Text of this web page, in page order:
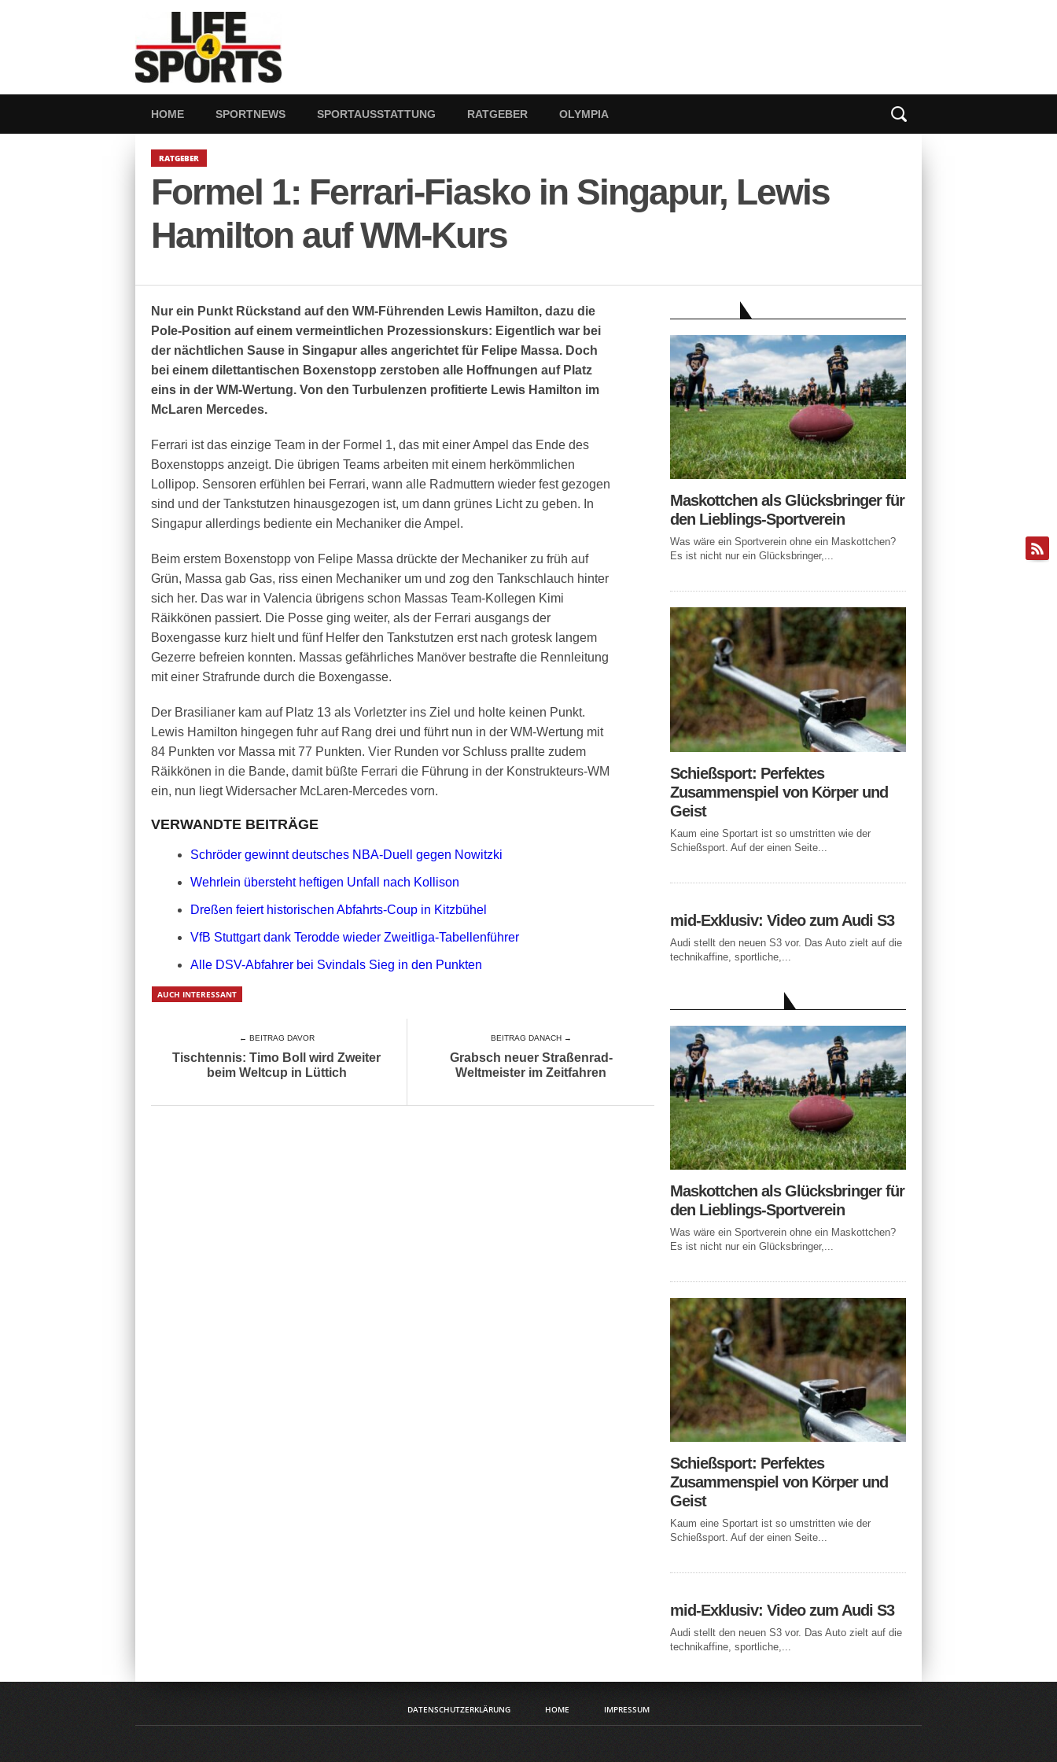
HOME SPORTNEWS SPORTAUSSTATTUNG RATGEBER OLYMPIA
RATGEBER
Formel 1: Ferrari-Fiasko in Singapur, Lewis
Hamilton auf WM-Kurs
Nur ein Punkt Rückstand auf den WM-Führenden Lewis Hamilton, dazu die
Pole-Position auf einem vermeintlichen Prozessionskurs: Eigentlich war bei
der nächtlichen Sause in Singapur alles angerichtet für Felipe Massa. Doch
bei einem dilettantischen Boxenstopp zerstoben alle Hoffnungen auf Platz
eins in der WM-Wertung. Von den Turbulenzen profitierte Lewis Hamilton im
McLaren Mercedes.
Ferrari ist das einzige Team in der Formel 1, das mit einer Ampel das Ende des
Boxenstopps anzeigt. Die übrigen Teams arbeiten mit einem herkömmlichen
Lollipop. Sensoren erfühlen bei Ferrari, wann alle Radmuttern wieder fest gezogen
sind und der Tankstutzen hinausgezogen ist, um dann grünes Licht zu geben. In
Singapur allerdings bediente ein Mechaniker die Ampel.
Beim erstem Boxenstopp von Felipe Massa drückte der Mechaniker zu früh auf
Grün, Massa gab Gas, riss einen Mechaniker um und zog den Tankschlauch hinter
sich her. Das war in Valencia übrigens schon Massas Team-Kollegen Kimi
Räikkönen passiert. Die Posse ging weiter, als der Ferrari ausgangs der
Boxengasse kurz hielt und fünf Helfer den Tankstutzen erst nach grotesk langem
Gezerre befreien konnten. Massas gefährliches Manöver bestrafte die Rennleitung
mit einer Strafrunde durch die Boxengasse.
Der Brasilianer kam auf Platz 13 als Vorletzter ins Ziel und holte keinen Punkt.
Lewis Hamilton hingegen fuhr auf Rang drei und führt nun in der WM-Wertung mit
84 Punkten vor Massa mit 77 Punkten. Vier Runden vor Schluss prallte zudem
Räikkönen in die Bande, damit büßte Ferrari die Führung in der Konstrukteurs-WM
ein, nun liegt Widersacher McLaren-Mercedes vorn.
VERWANDTE BEITRÄGE
Schröder gewinnt deutsches NBA-Duell gegen Nowitzki
Wehrlein übersteht heftigen Unfall nach Kollison
Dreßen feiert historischen Abfahrts-Coup in Kitzbühel
VfB Stuttgart dank Terodde wieder Zweitliga-Tabellenführer
Alle DSV-Abfahrer bei Svindals Sieg in den Punkten
AUCH INTERESSANT
← BEITRAG DAVOR
Tischtennis: Timo Boll wird Zweiter
beim Weltcup in Lüttich
BEITRAG DANACH →
Grabsch neuer Straßenrad-
Weltmeister im Zeitfahren
Maskottchen als Glücksbringer für
den Lieblings-Sportverein
Was wäre ein Sportverein ohne ein Maskottchen?
Es ist nicht nur ein Glücksbringer,...
Schießsport: Perfektes
Zusammenspiel von Körper und
Geist
Kaum eine Sportart ist so umstritten wie der
Schießsport. Auf der einen Seite...
mid-Exklusiv: Video zum Audi S3
Audi stellt den neuen S3 vor. Das Auto zielt auf die
technikaffine, sportliche,...
Maskottchen als Glücksbringer für
den Lieblings-Sportverein
Was wäre ein Sportverein ohne ein Maskottchen?
Es ist nicht nur ein Glücksbringer,...
Schießsport: Perfektes
Zusammenspiel von Körper und
Geist
Kaum eine Sportart ist so umstritten wie der
Schießsport. Auf der einen Seite...
mid-Exklusiv: Video zum Audi S3
Audi stellt den neuen S3 vor. Das Auto zielt auf die
technikaffine, sportliche,...
DATENSCHUTZERKLÄRUNG HOME IMPRESSUM